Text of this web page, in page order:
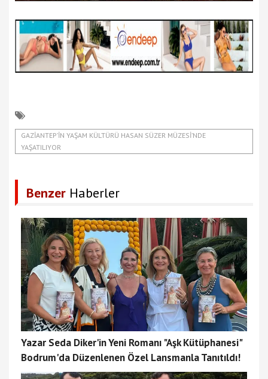
GAZIANTEP’IN YAŞAM KÜLTÜRÜ HASAN SÜZER MÜZESI’NDE
YAŞATILIYOR
Benzer Haberler
Yazar Seda Diker'in Yeni Romanı "Aşk Kütüphanesi"
Bodrum'da Düzenlenen Özel Lansmanla Tanıtıldı!